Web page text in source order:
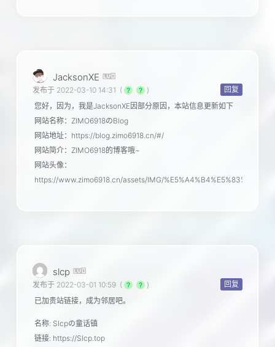
JacksonXE
回复
发布于 2022-03-10 14:31 (
)
您好，因为，我是JacksonXE因部分原因，本站信息更新如下
网站名称：ZIMO6918のBlog
网站地址：https://blog.zimo6918.cn/#/
网站简介：ZIMO6918的博客哦~
网站头像：
https://www.zimo6918.cn/assets/IMG/%E5%A4%B4%E5%83%8F.png
slcp
回复
发布于 2022-03-01 10:59 (
)
已加贵站链接，成为邻居吧。
名称: Slcpの童话镇
链接: https://Slcp.top